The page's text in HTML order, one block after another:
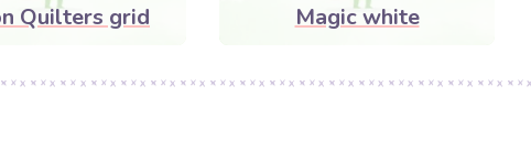
Quilters grid Magic white